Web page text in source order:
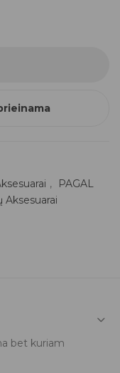
,
PAGAL
Aksesuarai
bet kuriam